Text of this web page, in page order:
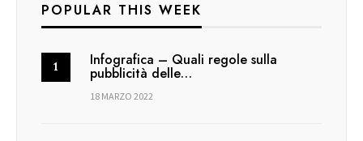
POPULAR THIS WEEK
Infografica – Quali regole sulla
pubblicità delle…
18 MARZO 2022